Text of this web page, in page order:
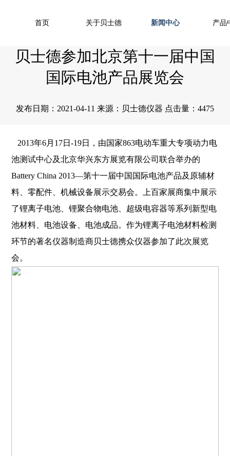
首页 关于贝士德 新闻中心 产品
贝士德参加北京第十一届中国
国际电池产品展览会
发布日期：2021-04-11 来源：贝士德仪器 点击量：4475
2013年6月17日-19日，由国家863电动车重大专项动力电
池测试中心及北京华兴东方展览有限公司联合举办的
Battery China 2013—第十一届中国国际电池产品及原辅材
料、零配件、机械设备展示交易会。上百家展商集中展示
了锂离子电池、锂聚合物电池、超级电容器等系列新型电
池材料、电池设备、电池成品。作为锂离子电池材料检测
环节的著名仪器制造商贝士德携众仪器参加了此次展览
会。